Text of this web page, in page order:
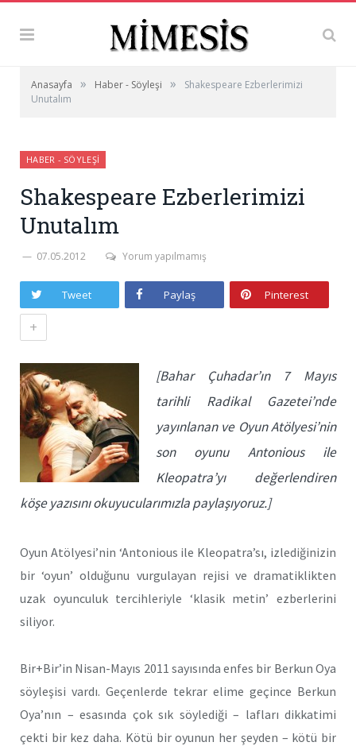
Anasayfa » Haber - Söyleşi »
Shakespeare Ezberlerimizi
Unutalım
HABER - SÖYLEŞI
Shakespeare Ezberlerimizi
Unutalım
07.05.2012 Yorum yapılmamış
Tweet Paylaş Pinterest
+
[Bahar Çuhadar’ın 7 Mayıs
tarihli Radikal Gazetei’nde
yayınlanan ve Oyun Atölyesi’nin
son oyunu Antonious ile
Kleopatra’yı değerlendiren
köşe yazısını okuyucularımızla paylaşıyoruz.]
Oyun Atölyesi’nin ‘Antonious ile Kleopatra’sı, izlediğinizin
bir ‘oyun’ olduğunu vurgulayan rejisi ve dramatiklikten
uzak oyunculuk tercihleriyle ‘klasik metin’ ezberlerini
siliyor.
Bir+Bir’in Nisan-Mayıs 2011 sayısında enfes bir Berkun Oya
söyleşisi vardı. Geçenlerde tekrar elime geçince Berkun
Oya’nın – esasında çok sık söylediği – lafları dikkatimi
çekti bir kez daha. Kötü bir oyunun her şeyden – kötü bir